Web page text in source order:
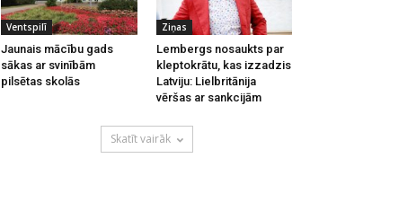
Ventspilī
Jaunais mācību gads
sākas ar svinībām
pilsētas skolās
Ziņas
Lembergs nosaukts par
kleptokrātu, kas izzadzis
Latviju: Lielbritānija
vēršas ar sankcijām
Skatīt vairāk